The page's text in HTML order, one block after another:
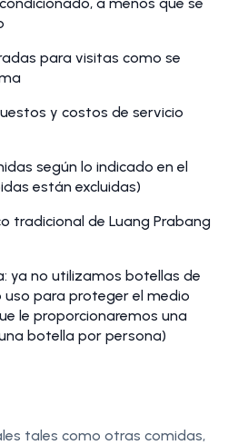
para visitas como se
y costos de servicio
según lo indicado en el
están excluidas)
tradicional de Luang Prabang
ya no utilizamos botellas de
uso para proteger el medio
le proporcionaremos una
botella por persona)
tales como otras comidas,